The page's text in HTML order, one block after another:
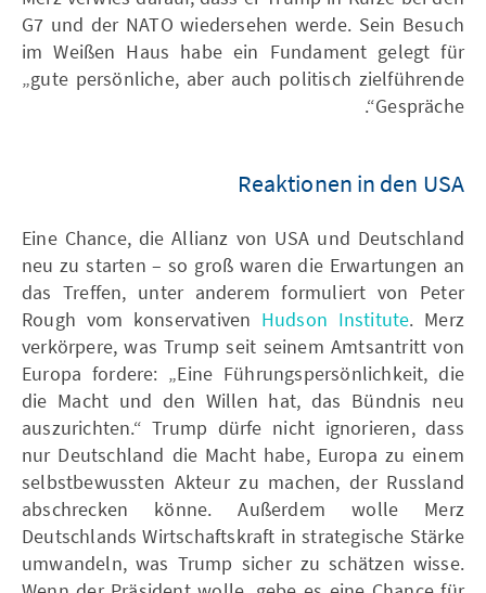
G7 und der NATO wiedersehen werde. Sein Besuch
im Weißen Haus habe ein Fundament gelegt für
„gute persönliche, aber auch politisch zielführende
Gespräche“.
Reaktionen in den USA
Eine Chance, die Allianz von USA und Deutschland
neu zu starten – so groß waren die Erwartungen an
das Treffen, unter anderem formuliert von Peter
Rough vom konservativen Hudson Institute. Merz
verkörpere, was Trump seit seinem Amtsantritt von
Europa fordere: „Eine Führungspersönlichkeit, die
die Macht und den Willen hat, das Bündnis neu
auszurichten.“ Trump dürfe nicht ignorieren, dass
nur Deutschland die Macht habe, Europa zu einem
selbstbewussten Akteur zu machen, der Russland
abschrecken könne. Außerdem wolle Merz
Deutschlands Wirtschaftskraft in strategische Stärke
umwandeln, was Trump sicher zu schätzen wisse.